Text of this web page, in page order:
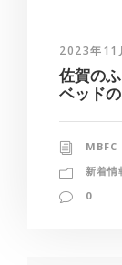
2023年11
佐賀の
ベッド
MBFC
新着情
0